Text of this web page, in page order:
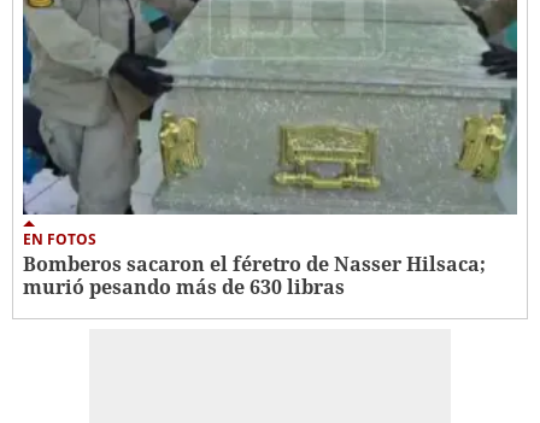
EN FOTOS
Bomberos sacaron el féretro de Nasser Hilsaca;
murió pesando más de 630 libras